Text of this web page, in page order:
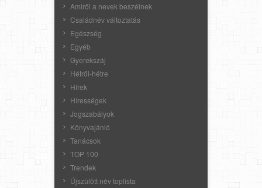
Amiről a nevek beszélnek
Családnév változtatás
Egészség
Egyéb
Gyerekszáj
Hétről-hétre
Hírek
Hírességek
Jogszabályok
Könyvajánló
Tanácsok
TOP 100
Trendek
Újszülött név toplista